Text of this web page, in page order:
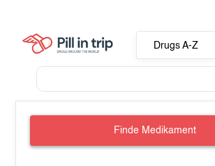
Drugs A-Z
Finde Medikament